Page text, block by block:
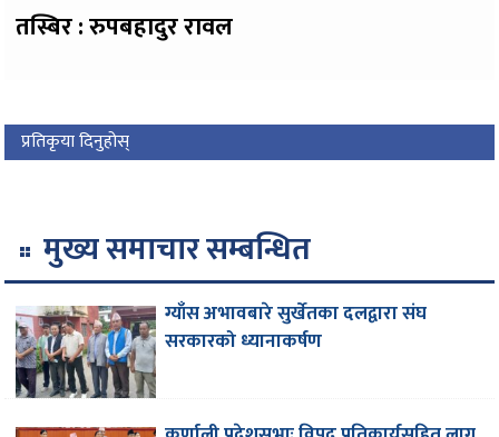
तस्बिर : रुपबहादुर रावल
प्रतिकृया दिनुहोस्
मुख्य समाचार सम्बन्धित
ग्याँस अभावबारे सुर्खेतका दलद्वारा संघ
सरकारको ध्यानाकर्षण